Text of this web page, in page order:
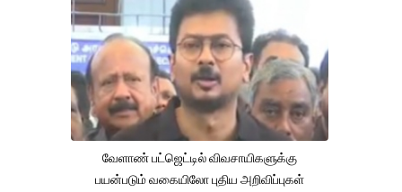
வேளாண் பட்ஜெட்டில் விவசாயிகளுக்கு
பயன்படும் வகையிலோ புதிய அறிவிப்புகள்